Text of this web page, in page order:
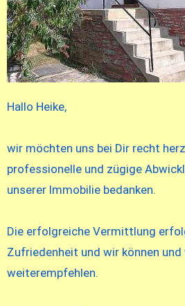
Hallo Heike,
wir möchten uns bei Dir recht
professionelle und zügige
unserer Immobilie bedanken.
Die erfolgreiche Vermittlung
Zufriedenheit und wir können und
weiterempfehlen.